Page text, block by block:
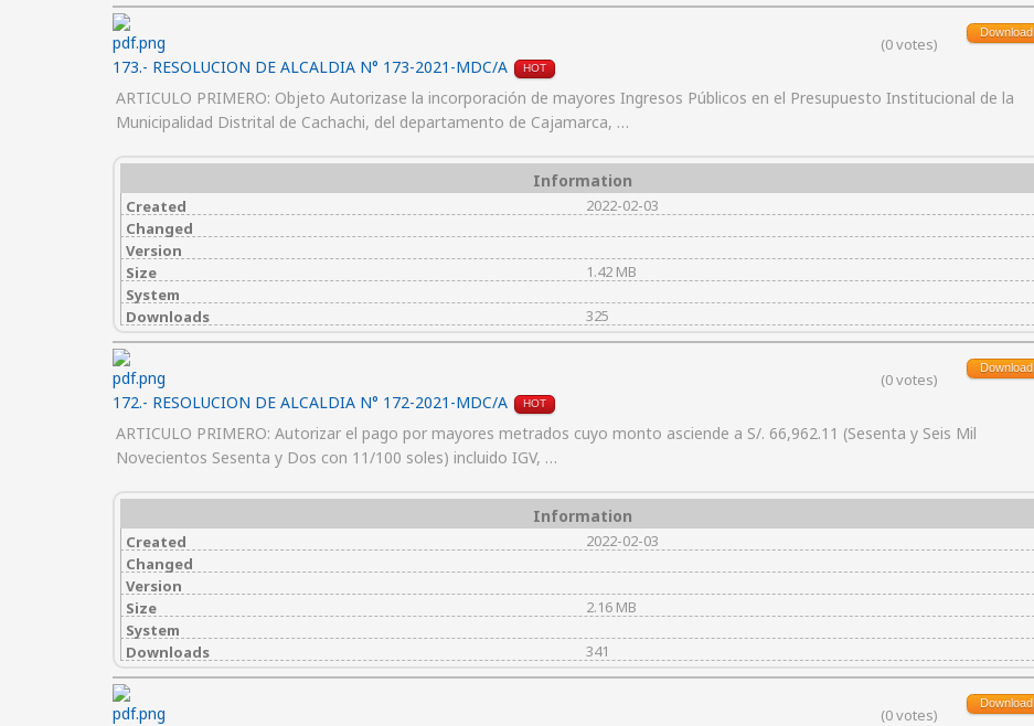
173.- RESOLUCION DE ALCALDIA N° 173-2021-MDC/A HOT
Download
(0 votes)
ARTICULO PRIMERO: Objeto Autorizase la incorporación de mayores Ingresos Públicos en el Presupuesto Institucional de la
Municipalidad Distrital de Cachachi, del departamento de Cajamarca, …
Information
Created
2022-02-03
Changed
Version
Size
1.42 MB
System
Downloads
325
172.- RESOLUCION DE ALCALDIA N° 172-2021-MDC/A HOT
Download
(0 votes)
ARTICULO PRIMERO: Autorizar el pago por mayores metrados cuyo monto asciende a S/. 66,962.11 (Sesenta y Seis Mil
Novecientos Sesenta y Dos con 11/100 soles) incluido IGV, …
Information
Created
2022-02-03
Changed
Version
Size
2.16 MB
System
Downloads
341
Download
(0 votes)